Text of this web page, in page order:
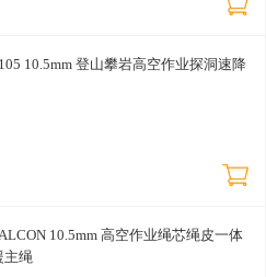
10.5mm 登山攀岩高空作业探洞速降
10.5mm 高空作业绳芯绳皮一体
主绳